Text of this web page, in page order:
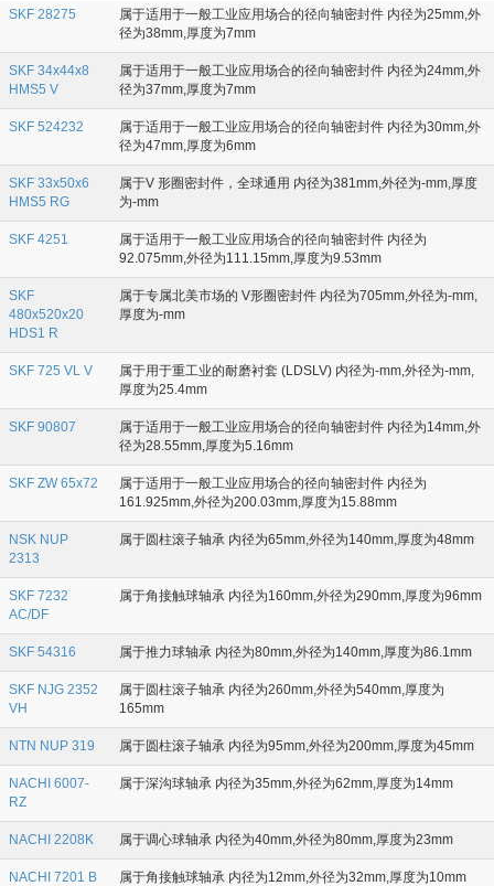
SKF 28275
属于适用于一般工业应用场合的径向轴密封件 内径为25mm,外
径为38mm,厚度为7mm
SKF 34x44x8
HMS5 V
属于适用于一般工业应用场合的径向轴密封件 内径为24mm,外
径为37mm,厚度为7mm
SKF 524232
属于适用于一般工业应用场合的径向轴密封件 内径为30mm,外
径为47mm,厚度为6mm
SKF 33x50x6
HMS5 RG
属于V 形圈密封件，全球通用 内径为381mm,外径为-mm,厚度
为-mm
SKF 4251
属于适用于一般工业应用场合的径向轴密封件 内径为
92.075mm,外径为111.15mm,厚度为9.53mm
SKF
480x520x20
HDS1 R
属于专属北美市场的 V形圈密封件 内径为705mm,外径为-mm,
厚度为-mm
SKF 725 VL V
属于用于重工业的耐磨衬套 (LDSLV) 内径为-mm,外径为-mm,
厚度为25.4mm
SKF 90807
属于适用于一般工业应用场合的径向轴密封件 内径为14mm,外
径为28.55mm,厚度为5.16mm
SKF ZW 65x72
属于适用于一般工业应用场合的径向轴密封件 内径为
161.925mm,外径为200.03mm,厚度为15.88mm
NSK NUP
2313
属于圆柱滚子轴承 内径为65mm,外径为140mm,厚度为48mm
SKF 7232
AC/DF
属于角接触球轴承 内径为160mm,外径为290mm,厚度为96mm
SKF 54316 属于推力球轴承 内径为80mm,外径为140mm,厚度为86.1mm
SKF NJG 2352
VH
属于圆柱滚子轴承 内径为260mm,外径为540mm,厚度为
165mm
NTN NUP 319 属于圆柱滚子轴承 内径为95mm,外径为200mm,厚度为45mm
NACHI 6007-
RZ
属于深沟球轴承 内径为35mm,外径为62mm,厚度为14mm
NACHI 2208K 属于调心球轴承 内径为40mm,外径为80mm,厚度为23mm
NACHI 7201 B 属于角接触球轴承 内径为12mm,外径为32mm,厚度为10mm